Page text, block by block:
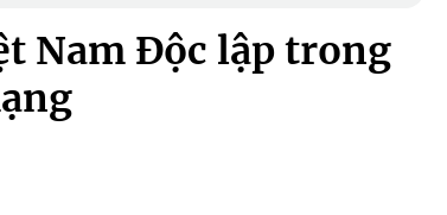
Nam Độc lập trong